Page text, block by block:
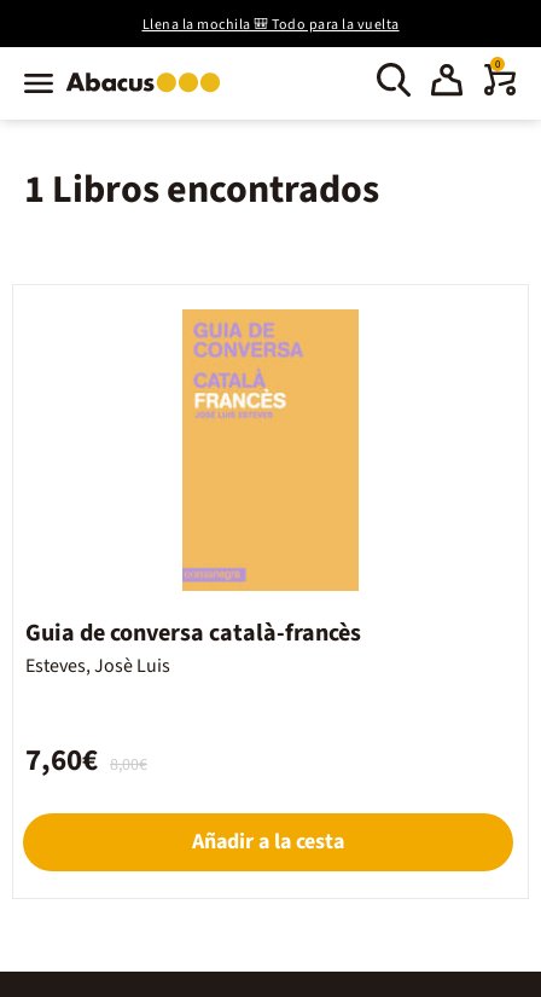
Llena la mochila 🎒 Todo para la vuelta
0
1 Libros encontrados
Guia de conversa català-francès
Esteves, Josè Luis
8,00€
7,60€
Añadir a la cesta